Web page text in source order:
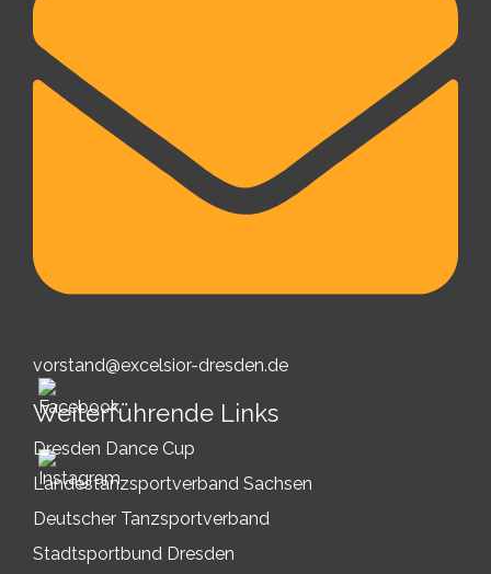
vorstand@excelsior-dresden.de
Weiterführende Links
Dresden Dance Cup
Landestanzsportverband Sachsen
Deutscher Tanzsportverband
Stadtsportbund Dresden